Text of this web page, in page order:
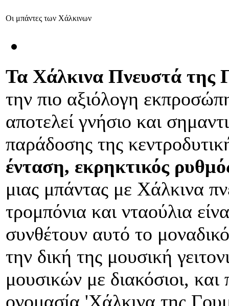
Οι μπάντες των Χάλκινων
Τα Χάλκινα Πνευστά της
την πιο αξιόλογη
αποτελεί γνήσιο και
παράδοσης της
ένταση, εκρηκτικός
μιας μπάντας με Χάλκινα
τρομπόνια και νταούλια
συνθέτουν αυτό το
την δική της μουσική
μουσικών με διακόσιοι,
ονομασία 'Χάλκινα της